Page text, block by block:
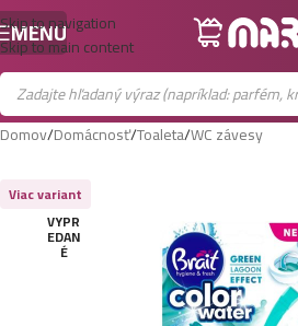
Skip to navigation
Skip to main content
MENU
Domov/Domácnosť/Toaleta/WC závesy
VYPR
EDAN
É
Viac variant